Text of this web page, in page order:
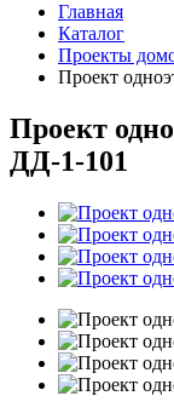
Главная
Каталог
Проекты
Проект
Проект
ДД-1-101